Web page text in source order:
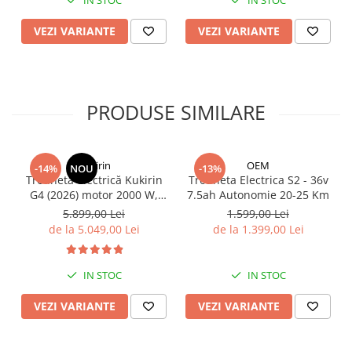
VEZI VARIANTE VEZI VARIANTE
PRODUSE SIMILARE
-14% NOU
KuKirin
Trotinetă electrică Kukirin
G4 (2026) motor 2000 W,
viteză maximă 70 km/h,
baterie cu litiu 60 V 20 Ah,
anvelope de 11 inchi
5.899,00 Lei
de la 5.049,00 Lei
IN STOC
VEZI VARIANTE
-13% OEM
Trotineta Electrica S2 - 36v
7.5ah Autonomie 20-25 Km
1.599,00 Lei
de la 1.399,00 Lei
IN STOC
VEZI VARIANTE